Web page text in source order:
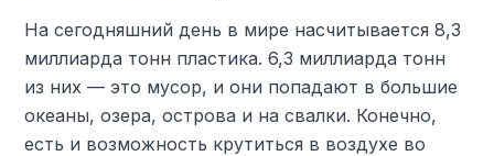
На сегодняшний день в мире насчитывается 8,3
миллиарда тонн пластика. 6,3 миллиарда тонн
из них — это мусор, и они попадают в большие
океаны, озера, острова и на свалки. Конечно,
есть и возможность крутиться в воздухе во